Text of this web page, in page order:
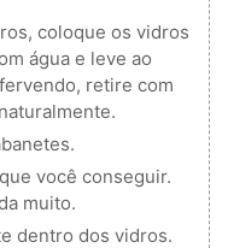
coloque os vidros
água e leve ao
retire com
você conseguir.
muito.
dentro dos vidros.